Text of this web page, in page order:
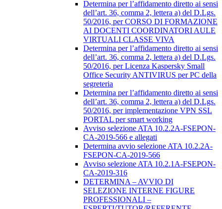
Determina per l’affidamento diretto ai sensi
dell’art. 36, comma 2, lettera a) del D.Lgs.
50/2016, per CORSO DI FORMAZIONE
AI DOCENTI COORDINATORI AULE
VIRTUALI CLASSE VIVA
Determina per l’affidamento diretto ai sensi
dell’art. 36, comma 2, lettera a) del D.Lgs.
50/2016, per Licenza Kaspersky Small
Office Security ANTIVIRUS per PC della
segreteria
Determina per l’affidamento diretto ai sensi
dell’art. 36, comma 2, lettera a) del D.Lgs.
50/2016, per implementazione VPN SSL
PORTAL per smart working
Avviso selezione ATA 10.2.2A-FSEPON-
CA-2019-566 e allegati
Determina avvio selezione ATA 10.2.2A-
FSEPON-CA-2019-566
Avviso selezione ATA 10.2.1A-FSEPON-
CA-2019-316
DETERMINA – AVVIO DI
SELEZIONE INTERNE FIGURE
PROFESSIONALI –